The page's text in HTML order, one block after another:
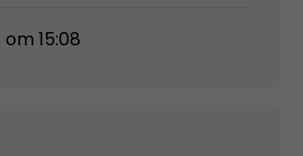
15:08